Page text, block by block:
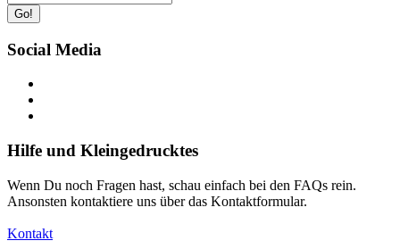
Go!
Social Media
Hilfe und Kleingedrucktes
Wenn Du noch Fragen hast, schau einfach bei den FAQs rein.
Ansonsten kontaktiere uns über das Kontaktformular.
Kontakt